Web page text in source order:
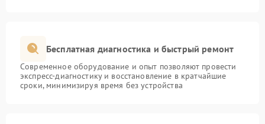
Бесплатная диагностика и быстрый ремонт
Современное оборудование и опыт позволяют провести
экспресс-диагностику и восстановление в кратчайшие
сроки, минимизируя время без устройства